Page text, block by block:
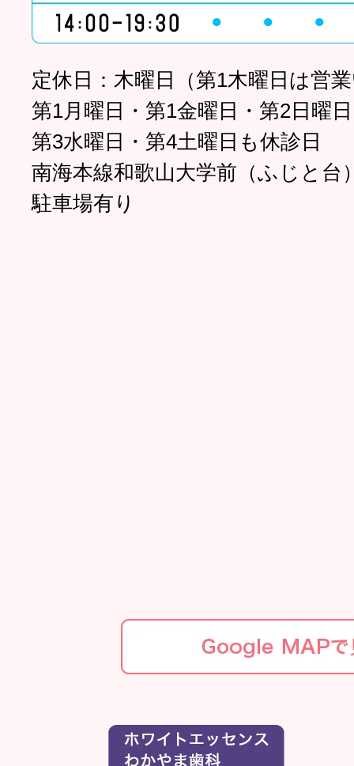
● ● ●
定休日：木曜日（第1木曜日は営
第1月曜日・第1金曜日・第2日曜
第3水曜日・第4土曜日も休診日
南海本線和歌山大学前（ふじと台
駐車場有り